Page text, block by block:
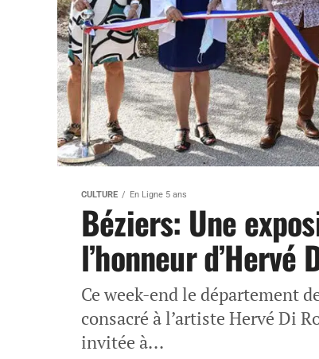
CULTURE En Ligne 5 ans
Béziers: Une
l’honneur d’Hervé
Ce week-end le département
consacré à l’artiste Hervé Di
invitée à...